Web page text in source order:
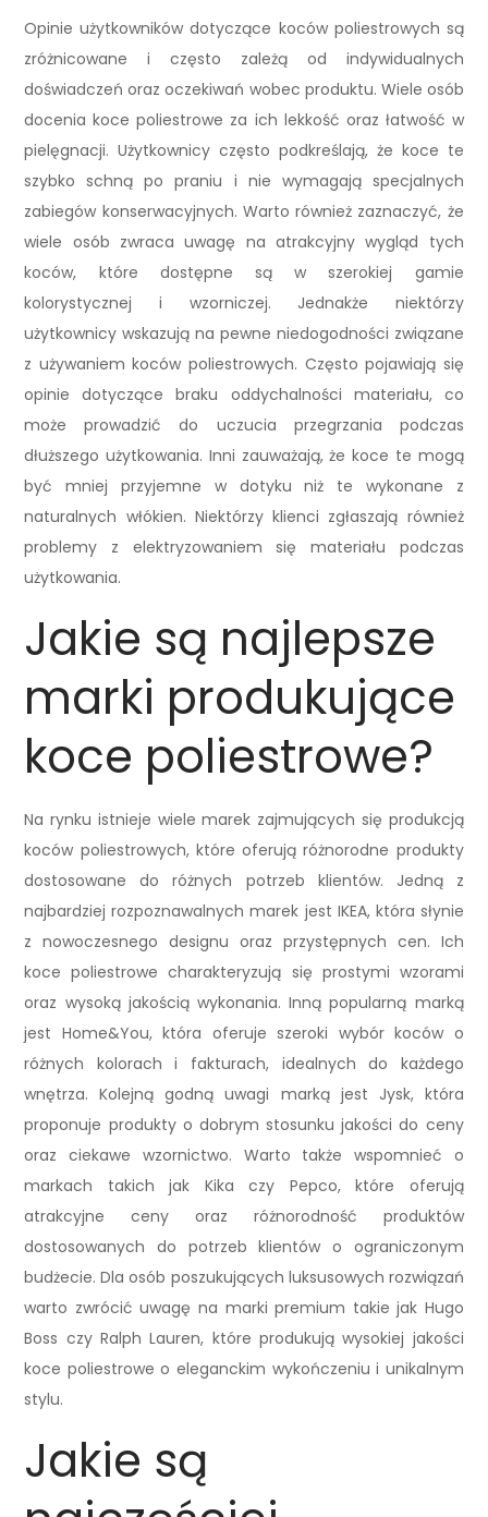
Opinie użytkowników dotyczące koców poliestrowych są
zróżnicowane i często zależą od indywidualnych
doświadczeń oraz oczekiwań wobec produktu. Wiele osób
docenia koce poliestrowe za ich lekkość oraz łatwość w
pielęgnacji. Użytkownicy często podkreślają, że koce te
szybko schną po praniu i nie wymagają specjalnych
zabiegów konserwacyjnych. Warto również zaznaczyć, że
wiele osób zwraca uwagę na atrakcyjny wygląd tych
koców, które dostępne są w szerokiej gamie
kolorystycznej i wzorniczej. Jednakże niektórzy
użytkownicy wskazują na pewne niedogodności związane
z używaniem koców poliestrowych. Często pojawiają się
opinie dotyczące braku oddychalności materiału, co
może prowadzić do uczucia przegrzania podczas
dłuższego użytkowania. Inni zauważają, że koce te mogą
być mniej przyjemne w dotyku niż te wykonane z
naturalnych włókien. Niektórzy klienci zgłaszają również
problemy z elektryzowaniem się materiału podczas
użytkowania.
Jakie są najlepsze
marki produkujące
koce poliestrowe?
Na rynku istnieje wiele marek zajmujących się produkcją
koców poliestrowych, które oferują różnorodne produkty
dostosowane do różnych potrzeb klientów. Jedną z
najbardziej rozpoznawalnych marek jest IKEA, która słynie
z nowoczesnego designu oraz przystępnych cen. Ich
koce poliestrowe charakteryzują się prostymi wzorami
oraz wysoką jakością wykonania. Inną popularną marką
jest Home&You, która oferuje szeroki wybór koców o
różnych kolorach i fakturach, idealnych do każdego
wnętrza. Kolejną godną uwagi marką jest Jysk, która
proponuje produkty o dobrym stosunku jakości do ceny
oraz ciekawe wzornictwo. Warto także wspomnieć o
markach takich jak Kika czy Pepco, które oferują
atrakcyjne ceny oraz różnorodność produktów
dostosowanych do potrzeb klientów o ograniczonym
budżecie. Dla osób poszukujących luksusowych rozwiązań
warto zwrócić uwagę na marki premium takie jak Hugo
Boss czy Ralph Lauren, które produkują wysokiej jakości
koce poliestrowe o eleganckim wykończeniu i unikalnym
stylu.
Jakie są